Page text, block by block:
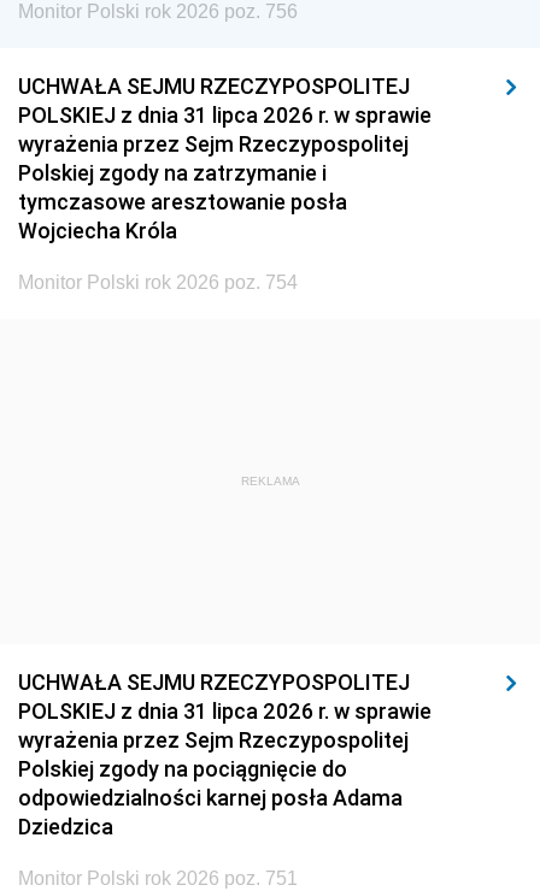
Monitor Polski rok 2026 poz. 756
UCHWAŁA SEJMU RZECZYPOSPOLITEJ
POLSKIEJ z dnia 31 lipca 2026 r. w sprawie
wyrażenia przez Sejm Rzeczypospolitej
Polskiej zgody na zatrzymanie i
tymczasowe aresztowanie posła
Wojciecha Króla
Monitor Polski rok 2026 poz. 754
REKLAMA
UCHWAŁA SEJMU RZECZYPOSPOLITEJ
POLSKIEJ z dnia 31 lipca 2026 r. w sprawie
wyrażenia przez Sejm Rzeczypospolitej
Polskiej zgody na pociągnięcie do
odpowiedzialności karnej posła Adama
Dziedzica
Monitor Polski rok 2026 poz. 751